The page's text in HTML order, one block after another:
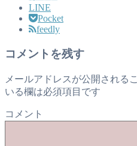
LINE
Pocket
feedly
コメントを残す
メールアドレスが公開される
いる欄は必須項目です
コメント